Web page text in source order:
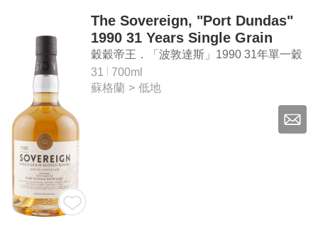
The Sovereign, "Port Dundas"
1990 31 Years Single Grain
Scotch Whisky
穀穀帝王．「波敦達斯」1990 31年單一穀
物蘇格蘭威士忌
31
700ml
蘇格蘭 > 低地